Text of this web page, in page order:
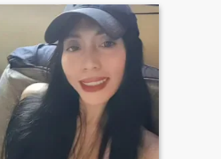
hvor som helst bare for å
nyte livet. Jeg elsker sport!!!!!
Også. Uansett, jeg m ikke
her for å spille spill for alle i
dette stedet jeg ønsker å
finne gode menn i mitt liv jeg
mener en mann som er en
god hjerte jeg ser frem til en
langsiktig i et forhold til rett
tid med rett person og ikke
bare for en opplevelse eller
spill!!!!!!!!!!!!!!!!!